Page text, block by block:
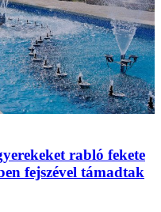
rabló fekete
fejszével támadtak